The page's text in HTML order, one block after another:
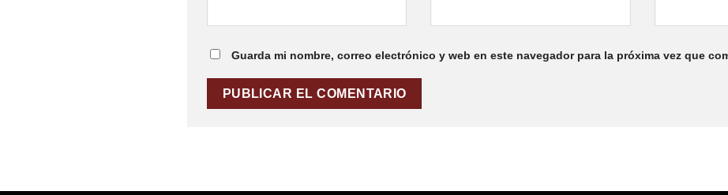
Guarda mi nombre, correo electrónico y web en este navegador para la próxima vez que